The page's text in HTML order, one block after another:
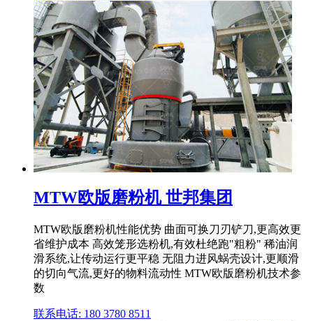
MTW欧版磨粉机 世邦集团
MTW欧版磨粉机性能优势 曲面可换刀刃铲刀,更高效更
省维护成本 高效笼形选粉机,有效杜绝跑"粗粉" 稀油润
滑系统,让传动运行更平稳 无阻力进风蜗壳设计,更顺滑
的切向气流,更好的物料流动性 MTW欧版磨粉机技术参
数
联系电话: 180 3780 8511